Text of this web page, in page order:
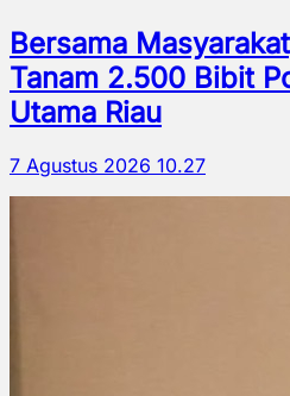
Bersama
Tanam 2.500 Bibit
Utama Riau
7 Agustus 2026 10.27